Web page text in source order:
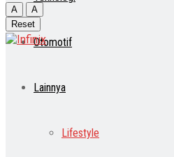
Otomotif
Lainnya
Lifestyle
A
A
Reset